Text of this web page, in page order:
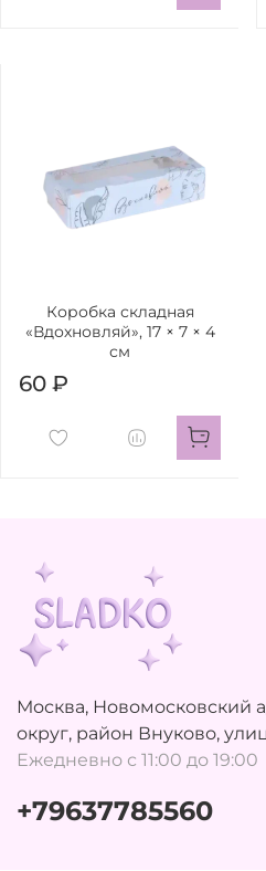
Коробка складная
«Вдохновляй», 17 × 7 × 4
см
60 ₽
Москва, Новомосковский
округ, район Внуково,
Ежедневно с 11:00 до 19:00
+79637785560